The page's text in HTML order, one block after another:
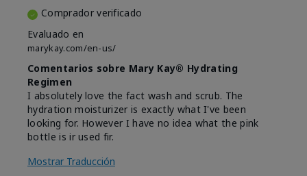
Comprador verificado
Evaluado en
marykay.com/en-us/
Comentarios sobre Mary Kay® Hydrating
Regimen
I absolutely love the fact wash and scrub. The
hydration moisturizer is exactly what I've been
looking for. However I have no idea what the pink
bottle is ir used fir.
Mostrar Traducción